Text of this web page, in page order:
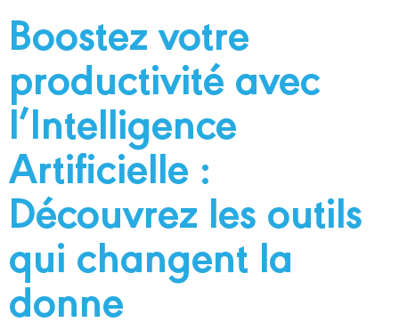
Boostez votre
productivité avec
l’Intelligence
Artificielle :
Découvrez les outils
qui changent la
donne